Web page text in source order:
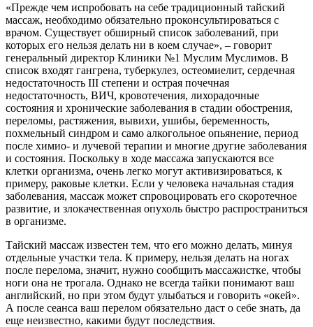
«Прежде чем испробовать на себе традиционный тайский
массаж, необходимо обязательно проконсультироваться с
врачом. Существует обширный список заболеваний, при
которых его нельзя делать ни в коем случае», – говорит
генеральный директор Клиники №1 Муслим Муслимов. В
список входят гангрена, туберкулез, остеомиелит, сердечная
недостаточность III степени и острая почечная
недостаточность, ВИЧ, кровотечения, лихорадочные
состояния и хронические заболевания в стадии обострения,
переломы, растяжения, вывихи, ушибы, беременность,
похмельный синдром и само алкогольное опьянение, период
после химио- и лучевой терапии и многие другие заболевания
и состояния. Поскольку в ходе массажа запускаются все
клетки организма, очень легко могут активизироваться, к
примеру, раковые клетки. Если у человека начальная стадия
заболевания, массаж может спровоцировать его скоротечное
развитие, и злокачественная опухоль быстро распространиться
в организме.
Тайский массаж известен тем, что его можно делать, минуя
отдельные участки тела. К примеру, нельзя делать на ногах
после перелома, значит, нужно сообщить массажистке, чтобы
ноги она не трогала. Однако не всегда тайки понимают ваш
английский, но при этом будут улыбаться и говорить «окей».
А после сеанса ваш перелом обязательно даст о себе знать, да
еще неизвестно, какими будут последствия.